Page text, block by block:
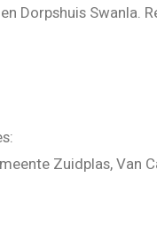
Dorpshuis Swanla.
Zuidplas, Van